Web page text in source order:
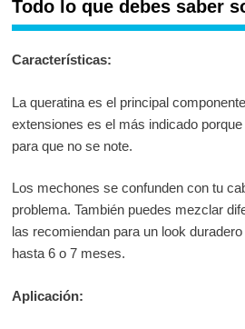
Todo lo que debes saber
Características:
La queratina es el principal
extensiones es el más indicado
para que no se note.
Los mechones se confunden con tu
problema. También puedes mezclar
las recomiendan para un look
hasta 6 o 7 meses.
Aplicación: